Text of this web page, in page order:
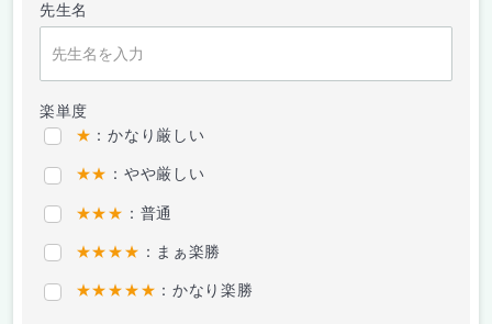
先生名
楽単度
★ ：かなり厳しい
★★ ：やや厳しい
★★★ ：普通
★★★★ ：まぁ楽勝
★★★★★ ：かなり楽勝